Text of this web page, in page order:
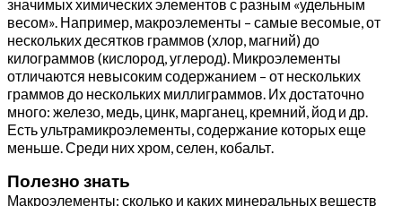
значимых химических элементов с разным «удельным
весом». Например, макроэлементы – самые весомые, от
нескольких десятков граммов (хлор, магний) до
килограммов (кислород, углерод). Микроэлементы
отличаются невысоким содержанием – от нескольких
граммов до нескольких миллиграммов. Их достаточно
много: железо, медь, цинк, марганец, кремний, йод и др.
Есть ультрамикроэлементы, содержание которых еще
меньше. Среди них хром, селен, кобальт.
Полезно знать
Макроэлементы: сколько и каких минеральных веществ